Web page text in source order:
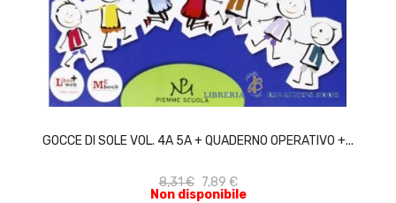
GOCCE DI SOLE VOL. 4A 5A + QUADERNO OPERATIVO +...
8,31 € 7,89 €
Non disponibile
ACQUISTA